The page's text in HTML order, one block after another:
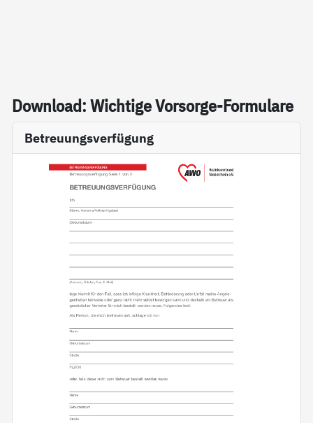
Down­load: Wich­ti­ge Vor­sor­ge-For­mu­la­re
Betreuungsverfügung